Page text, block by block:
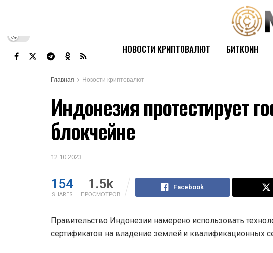
НОВОСТИ КРИПТОВАЛЮТ БИТКОИН
Главная
Новости криптовалют
Индонезия протестирует
блокчейне
12.10.2023
154
SHARES
1.5k
ПРОСМОТРОВ
Facebook
Правительство Индонезии намерено использовать
сертификатов на владение землей и квалификационных